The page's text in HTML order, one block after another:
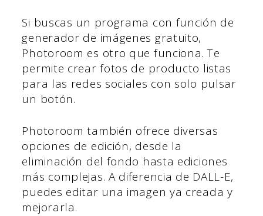
Si buscas un programa con función de
generador de imágenes gratuito,
Photoroom es otro que funciona. Te
permite crear fotos de producto listas
para las redes sociales con solo pulsar
un botón.
Photoroom también ofrece diversas
opciones de edición, desde la
eliminación del fondo hasta ediciones
más complejas. A diferencia de DALL-E,
puedes editar una imagen ya creada y
mejorarla.